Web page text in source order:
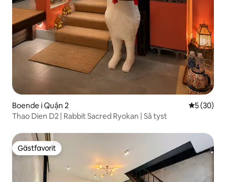
Boende i Quận 2 5 av 5 i
5 (30)
Thao Dien D2 | Rabbit Sacred Ryokan | Så tyst
Gästfavorit
Gästfavorit